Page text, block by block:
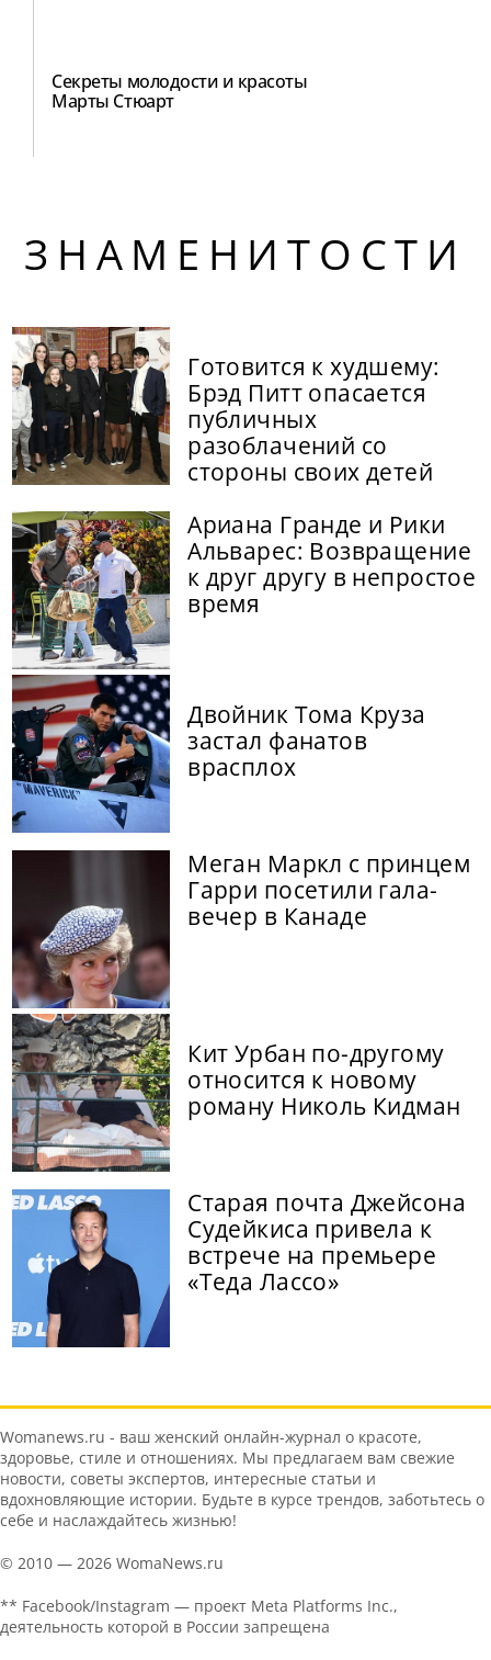
Секреты молодости и красоты
Марты Стюарт
ЗНАМЕНИТОСТИ
Готовится к худшему:
Брэд Питт опасается
публичных
разоблачений со
стороны своих детей
Ариана Гранде и Рики
Альварес: Возвращение
к друг другу в непростое
время
Двойник Тома Круза
застал фанатов
врасплох
Меган Маркл с принцем
Гарри посетили гала-
вечер в Канаде
Кит Урбан по-другому
относится к новому
роману Николь Кидман
Старая почта Джейсона
Судейкиса привела к
встрече на премьере
«Теда Лассо»
Womanews.ru - ваш женский онлайн-журнал о красоте,
здоровье, стиле и отношениях. Мы предлагаем вам свежие
новости, советы экспертов, интересные статьи и
вдохновляющие истории. Будьте в курсе трендов, заботьтесь о
себе и наслаждайтесь жизнью!
© 2010 — 2026 WomaNews.ru
** Facebook/Instagram — проект Meta Platforms Inc.,
деятельность которой в России запрещена